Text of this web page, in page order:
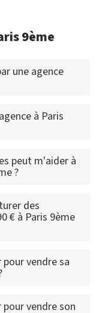
9ème
une agence
à Paris
peut m'aider à
?
des
€ à Paris 9ème
vendre sa
vendre son